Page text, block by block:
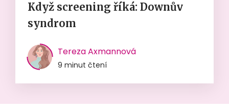
Když screening říká: Downův
syndrom
Tereza Axmannová
9 minut čtení